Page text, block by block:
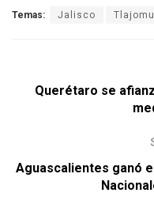
Temas: Jalisco
Querétaro se
Aguascalientes ganó